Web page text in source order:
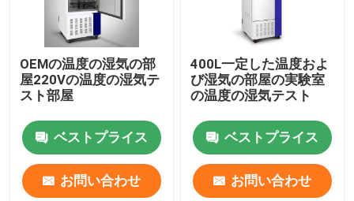
OEMの温度の湿気の部
屋220Vの温度の湿気テ
スト部屋
ベストプライス
お問い合わせ
400L一定した温度およ
び湿気の部屋の実験室
の温度の湿気テスト
ベストプライス
お問い合わせ